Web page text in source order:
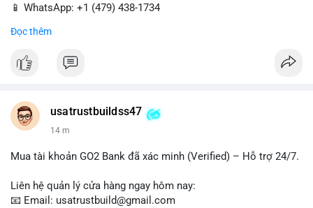
📱 WhatsApp: +1 (479) 438-1734
Tài khoản WebMoney xác minh sẵn sàng – giao dịch nhanh
và chuyển tiền quốc tế.
#verifiedaccounts #onlinepayment
#trustbuild
Đọc thêm
usatrustbuildss47
14 m
Mua tài khoản GO2 Bank đã xác minh (Verified) – Hỗ trợ 24/7.
Liên hệ quản lý cửa hàng ngay hôm nay:
📧 Email: usatrustbuild@gmail.com